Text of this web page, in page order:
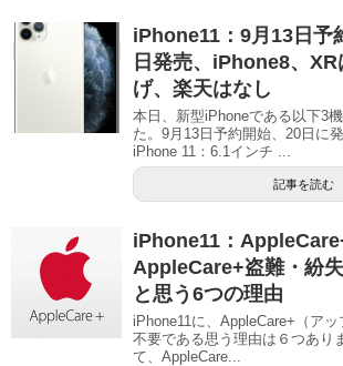
iPhone11：9月13日予
日発売、iPhone8、
げ、楽天はなし
本日、新型iPhoneである以下3
た。9月13日予約開始、20日
iPhone 11：6.1インチ ...
記事を読む
iPhone11：
AppleCare+盗難・紛
と思う6つの理由
iPhone11に、AppleCare+（ア
不要である思う理由は６つあり
て、AppleCare...